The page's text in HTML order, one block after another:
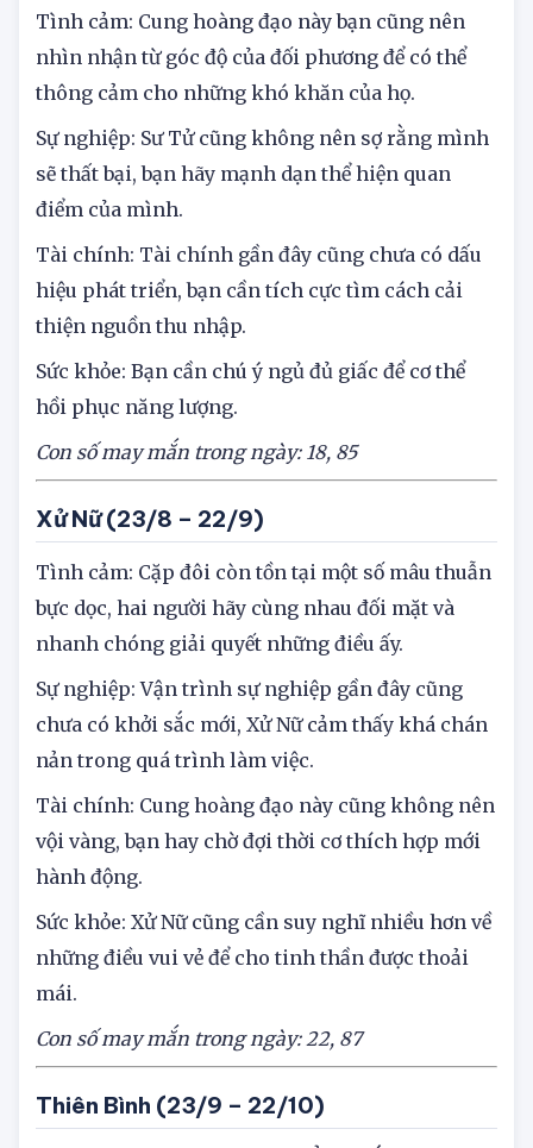
Sư Tử(23/7 – 22/8)
Tình cảm: Cung hoàng đạo này bạn cũng nên
nhìn nhận từ góc độ của đối phương để có thể
thông cảm cho những khó khăn của họ.
Sự nghiệp: Sư Tử cũng không nên sợ rằng mình
sẽ thất bại, bạn hãy mạnh dạn thể hiện quan
điểm của mình.
Tài chính: Tài chính gần đây cũng chưa có dấu
hiệu phát triển, bạn cần tích cực tìm cách cải
thiện nguồn thu nhập.
Sức khỏe: Bạn cần chú ý ngủ đủ giấc để cơ thể
hồi phục năng lượng.
Con số may mắn trong ngày:
Xử Nữ(23/8 – 22/9)
Tình cảm: Cặp đôi còn tồn tại một số mâu thuẫn
bực dọc, hai người hãy cùng nhau đối mặt và
nhanh chóng giải quyết những điều ấy.
Sự nghiệp: Vận trình sự nghiệp gần đây cũng
chưa có khởi sắc mới, Xử Nữ cảm thấy khá chán
nản trong quá trình làm việc.
Tài chính: Cung hoàng đạo này cũng không nên
vội vàng, bạn hay chờ đợi thời cơ thích hợp mới
hành động.
Sức khỏe: Xử Nữ cũng cần suy nghĩ nhiều hơn về
những điều vui vẻ để cho tinh thần được thoải
mái.
Con số may mắn trong ngày: 22,